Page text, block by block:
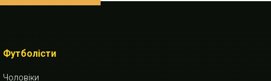
Футболісти
Чоловіки